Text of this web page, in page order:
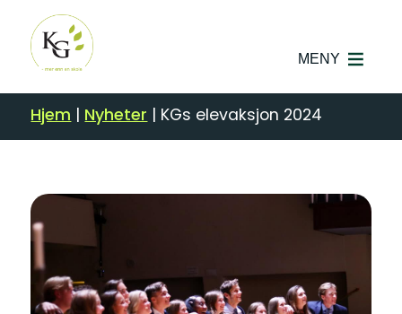
MENY
Hjem | Nyheter | KGs elevaksjon 2024